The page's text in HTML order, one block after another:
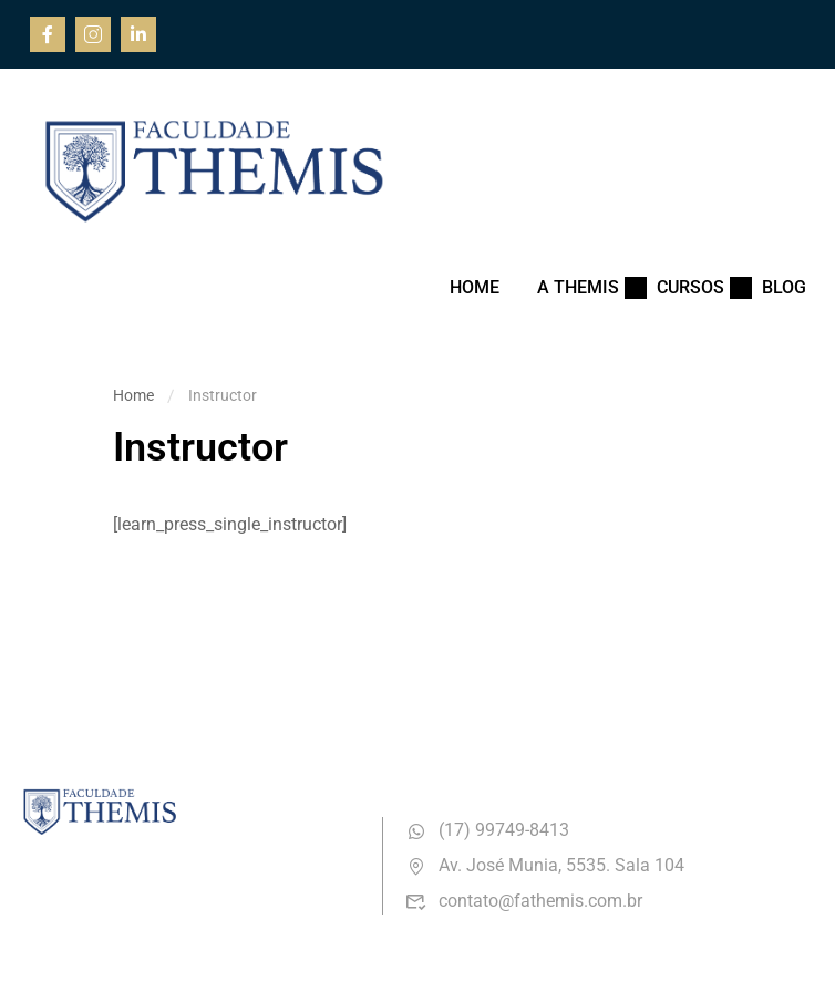
HOME A THEMIS CURSOS BLOG
Home Instructor
Instructor
[learn_press_single_instructor]
(17) ​99749-8413
Av. José Munia, 5535. Sala 104
contato@fathemis.com.br